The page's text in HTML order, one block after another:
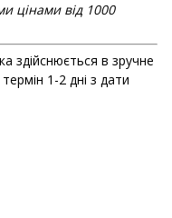
цінами від 1000
здійснюється в зручне
термін 1-2 дні з дати